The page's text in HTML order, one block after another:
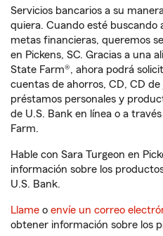
Servicios bancarios a su
quiera. Cuando esté buscando
metas financieras, queremos
en Pickens, SC. Gracias a una
State Farm®, ahora podrá
cuentas de ahorros, CD, CD
préstamos personales y
de U.S. Bank en línea o a
Farm.
Hable con Sara Turgeon en
información sobre los
U.S. Bank.
Llame o envíe un correo
obtener información sobre los